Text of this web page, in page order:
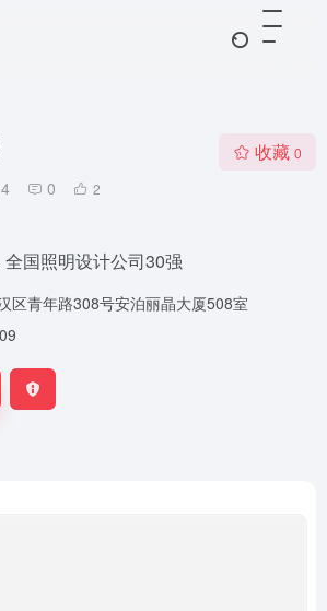
0 2
收藏 0
国照明设计公司30强
区青年路308号安泊丽晶大厦508室